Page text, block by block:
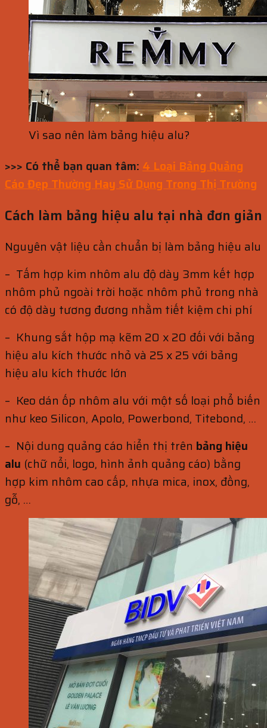
Vì sao nên làm bảng hiệu alu?
>>> Có thể bạn quan tâm: 4 Loại Bảng Quảng
Cáo Đẹp Thường Hay Sử Dụng Trong Thị Trường
Cách làm bảng hiệu alu tại nhà đơn giản
Nguyên vật liệu cần chuẩn bị làm bảng hiệu alu
– Tấm hợp kim nhôm alu độ dày 3mm kết hợp
nhôm phủ ngoài trời hoặc nhôm phủ trong nhà
có độ dày tương đương nhằm tiết kiệm chi phí
– Khung sắt hộp mạ kẽm 20 x 20 đối với bảng
hiệu alu kích thước nhỏ và 25 x 25 với bảng
hiệu alu kích thước lớn
– Keo dán ốp nhôm alu với một số loại phổ biến
như keo Silicon, Apolo, Powerbond, Titebond, …
– Nội dung quảng cáo hiển thị trên bảng hiệu
alu (chữ nổi, logo, hình ảnh quảng cáo) bằng
hợp kim nhôm cao cấp, nhựa mica, inox, đồng,
gỗ, …